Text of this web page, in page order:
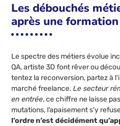
Les débouchés
après une
Le spectre des métiers évolue
QA, artiste 3D font rêver ou
tentez la reconversion, partez à
marché freelance.Le secteur
en entrée, ce chiffre ne laisse
mutations, l’apaisement s’y
l’ordre n’est décidément